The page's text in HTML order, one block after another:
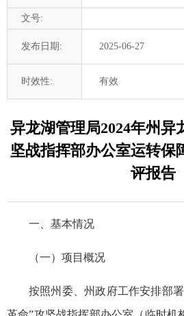
文号:
发布日期: 2025-06-27
时效性: 有效
异龙湖管理局2024年州异
坚战指挥部办公室运转保
评报告
一、基本情况
（一）项目概况
按照州委、州政府工作安排部